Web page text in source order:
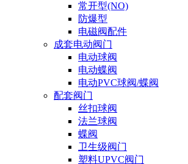
常开型(NO)
防爆型
电磁阀配件
成套电动阀门
电动球阀
电动蝶阀
电动PVC球阀/蝶阀
配套阀门
丝扣球阀
法兰球阀
蝶阀
卫生级阀门
塑料UPVC阀门